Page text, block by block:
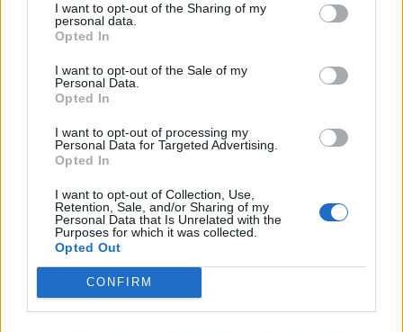
I want to opt-out of the Sharing of my
personal data.
Opted In
I want to opt-out of the Sale of my
Personal Data.
Opted In
I want to opt-out of processing my
Personal Data for Targeted Advertising.
Opted In
I want to opt-out of Collection, Use,
Retention, Sale, and/or Sharing of my
Personal Data that Is Unrelated with the
Purposes for which it was collected.
Opted Out
CONFIRM
azonban még ki kell bontani.